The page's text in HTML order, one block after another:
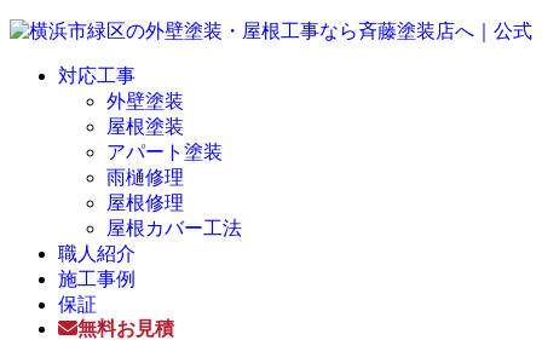
対応工事
外壁塗装
屋根塗装
アパート塗装
雨樋修理
屋根修理
屋根カバー工法
職人紹介
施工事例
保証
無料お見積